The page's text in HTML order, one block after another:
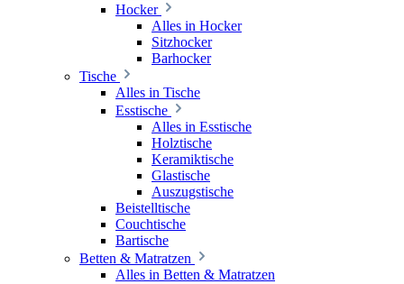
Hocker
Alles in Hocker
Sitzhocker
Barhocker
Tische
Alles in Tische
Esstische
Alles in Esstische
Holztische
Keramiktische
Glastische
Auszugstische
Beistelltische
Couchtische
Bartische
Betten & Matratzen
Alles in Betten & Matratzen